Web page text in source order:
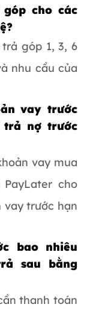
cho các
góp 1, 3, 6
nhu cầu của
vay trước
trả nợ trước
vay mua
cho
vay trước hạn
bao nhiêu
sau bằng
thanh toán